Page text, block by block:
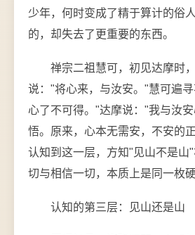
少年，何时变成了精于算计的俗
的，却失去了更重要的东西。
禅宗二祖慧可，初见达摩时
说："将心来，与汝安。"慧可遍
心了不可得。"达摩说："我与汝
悟。原来，心本无需安，不安的
认知到这一层，方知"见山不是山
切与相信一切，本质上是同一枚硬
认知的第三层：见山还是山